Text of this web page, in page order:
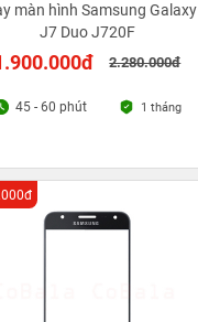
màn hình Samsung Galaxy
J7 Duo J720F
2.280.000đ
45 - 60 phút 1 tháng